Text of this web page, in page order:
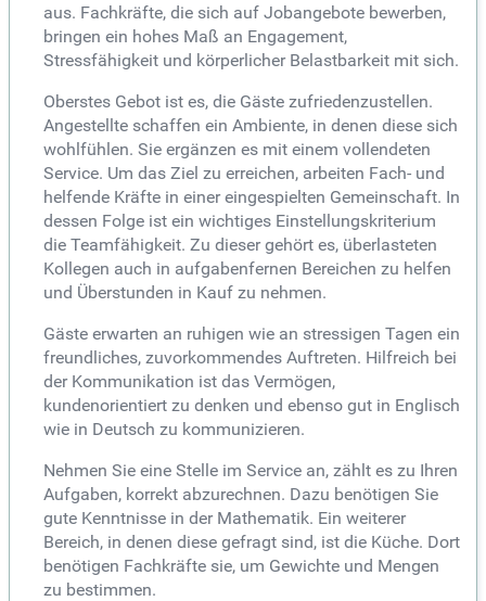
aus. Fachkräfte, die sich auf Jobangebote bewerben,
bringen ein hohes Maß an Engagement,
Stressfähigkeit und körperlicher Belastbarkeit mit sich.
Oberstes Gebot ist es, die Gäste zufriedenzustellen.
Angestellte schaffen ein Ambiente, in denen diese sich
wohlfühlen. Sie ergänzen es mit einem vollendeten
Service. Um das Ziel zu erreichen, arbeiten Fach- und
helfende Kräfte in einer eingespielten Gemeinschaft. In
dessen Folge ist ein wichtiges Einstellungskriterium
die Teamfähigkeit. Zu dieser gehört es, überlasteten
Kollegen auch in aufgabenfernen Bereichen zu helfen
und Überstunden in Kauf zu nehmen.
Gäste erwarten an ruhigen wie an stressigen Tagen ein
freundliches, zuvorkommendes Auftreten. Hilfreich bei
der Kommunikation ist das Vermögen,
kundenorientiert zu denken und ebenso gut in Englisch
wie in Deutsch zu kommunizieren.
Nehmen Sie eine Stelle im Service an, zählt es zu Ihren
Aufgaben, korrekt abzurechnen. Dazu benötigen Sie
gute Kenntnisse in der Mathematik. Ein weiterer
Bereich, in denen diese gefragt sind, ist die Küche. Dort
benötigen Fachkräfte sie, um Gewichte und Mengen
zu bestimmen.